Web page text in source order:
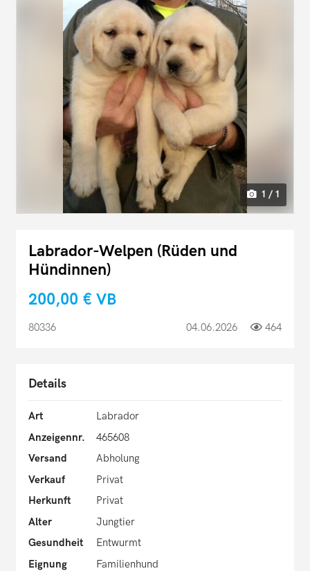
1 / 1
Labrador-Welpen (Rüden und
Hündinnen)
200,00 € VB
80336 04.06.2026 464
Details
Art
Labrador
Anzeigennr.
465608
Versand
Abholung
Verkauf
Privat
Herkunft
Privat
Alter
Jungtier
Gesundheit
Entwurmt
Eignung
Familienhund